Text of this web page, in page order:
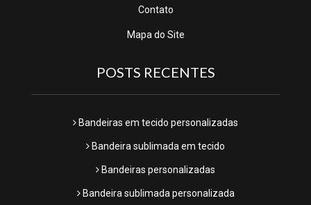
Contato
Mapa do Site
POSTS RECENTES
Bandeiras em tecido personalizadas
Bandeira sublimada em tecido
Bandeiras personalizadas
Bandeira sublimada personalizada